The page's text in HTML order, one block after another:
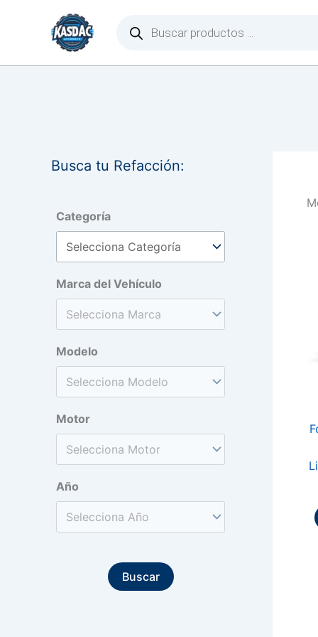
contenido
productos
Busca tu Refacción:
Categoría
Marca del Vehículo
Modelo
Motor
Año
Buscar